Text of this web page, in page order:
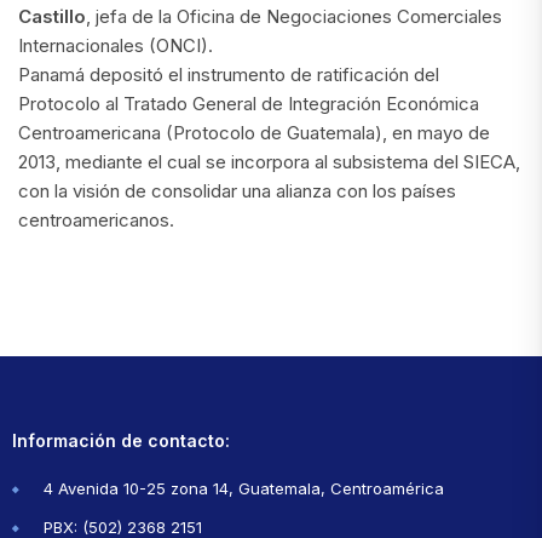
Castillo , jefa de la Oficina de Negociaciones Comerciales
Internacionales (ONCI).
Panamá depositó el instrumento de ratificación del
Protocolo al Tratado General de Integración Económica
Centroamericana (Protocolo de Guatemala), en mayo de
2013, mediante el cual se incorpora al subsistema del SIECA,
con la visión de consolidar una alianza con los países
centroamericanos.
Información de contacto:
4 Avenida 10-25 zona 14, Guatemala, Centroamérica
PBX: (502) 2368 2151